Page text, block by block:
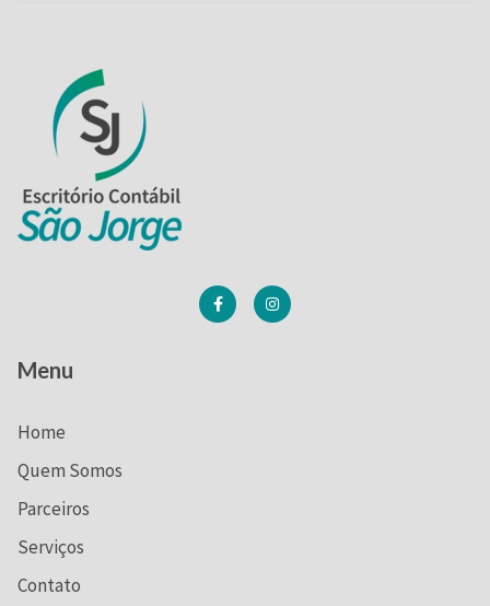
Menu
Home
Quem Somos
Parceiros
Serviços
Contato